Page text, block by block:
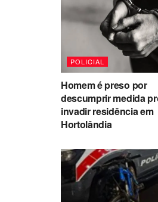
POLICIAL
Homem é preso por
descumprir medida
invadir residência em
Hortolândia